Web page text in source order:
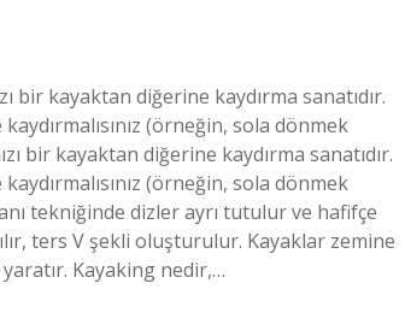
bir kayaktan diğerine kaydırma sanatıdır.
(örneğin, sola dönmek
bir kayaktan diğerine kaydırma sanatıdır.
(örneğin, sola dönmek
tekniğinde dizler ayrı tutulur ve hafifçe
ters V şekli oluşturulur. Kayaklar zemine
Kayaking nedir,…